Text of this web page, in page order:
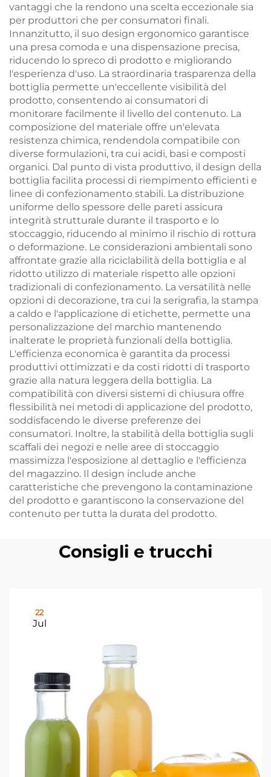
vantaggi che la rendono una scelta eccezionale sia
per produttori che per consumatori finali.
Innanzitutto, il suo design ergonomico garantisce
una presa comoda e una dispensazione precisa,
riducendo lo spreco di prodotto e migliorando
l'esperienza d'uso. La straordinaria trasparenza della
bottiglia permette un'eccellente visibilità del
prodotto, consentendo ai consumatori di
monitorare facilmente il livello del contenuto. La
composizione del materiale offre un'elevata
resistenza chimica, rendendola compatibile con
diverse formulazioni, tra cui acidi, basi e composti
organici. Dal punto di vista produttivo, il design della
bottiglia facilita processi di riempimento efficienti e
linee di confezionamento stabili. La distribuzione
uniforme dello spessore delle pareti assicura
integrità strutturale durante il trasporto e lo
stoccaggio, riducendo al minimo il rischio di rottura
o deformazione. Le considerazioni ambientali sono
affrontate grazie alla riciclabilità della bottiglia e al
ridotto utilizzo di materiale rispetto alle opzioni
tradizionali di confezionamento. La versatilità nelle
opzioni di decorazione, tra cui la serigrafia, la stampa
a caldo e l'applicazione di etichette, permette una
personalizzazione del marchio mantenendo
inalterate le proprietà funzionali della bottiglia.
L'efficienza economica è garantita da processi
produttivi ottimizzati e da costi ridotti di trasporto
grazie alla natura leggera della bottiglia. La
compatibilità con diversi sistemi di chiusura offre
flessibilità nei metodi di applicazione del prodotto,
soddisfacendo le diverse preferenze dei
consumatori. Inoltre, la stabilità della bottiglia sugli
scaffali dei negozi e nelle aree di stoccaggio
massimizza l'esposizione al dettaglio e l'efficienza
del magazzino. Il design include anche
caratteristiche che prevengono la contaminazione
del prodotto e garantiscono la conservazione del
contenuto per tutta la durata del prodotto.
Consigli e trucchi
22
Jul